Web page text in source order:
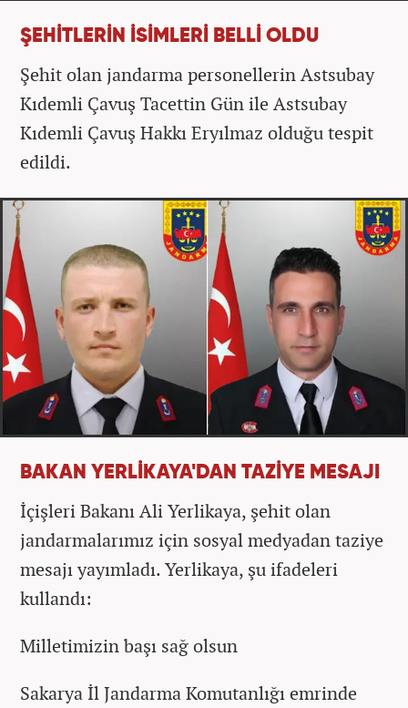
ŞEHİTLERİN İSİMLERİ BELLİ OLDU
Şehit olan jandarma personellerin Astsubay
Kıdemli Çavuş Tacettin Gün ile Astsubay
Kıdemli Çavuş Hakkı Eryılmaz olduğu tespit
edildi.
BAKAN YERLİKAYA'DAN TAZİYE MESAJI
İçişleri Bakanı Ali Yerlikaya, şehit olan
jandarmalarımız için sosyal medyadan taziye
mesajı yayımladı. Yerlikaya, şu ifadeleri
kullandı:
Milletimizin başı sağ olsun
Sakarya İl Jandarma Komutanlığı emrinde